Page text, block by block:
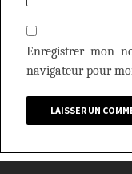
Enregistrer mon
navigateur pour